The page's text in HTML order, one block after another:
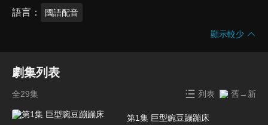
語言 國語配音
顯示較少
劇集列表
全29集 列表 舊→新
第1集 巨型豌豆蹦蹦床